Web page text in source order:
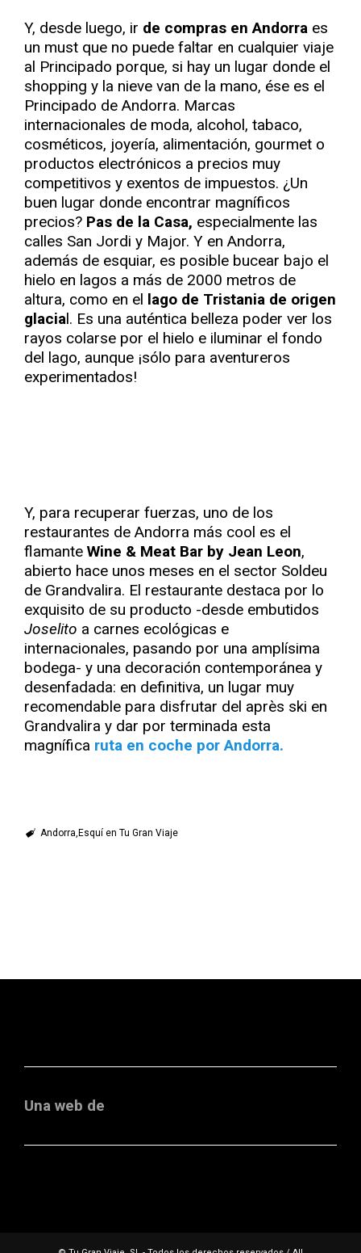
Y, desde luego, ir de compras en Andorra es
un must que no puede faltar en cualquier viaje
al Principado porque, si hay un lugar donde el
shopping y la nieve van de la mano, ése es el
Principado de Andorra. Marcas
internacionales de moda, alcohol, tabaco,
cosméticos, joyería, alimentación, gourmet o
productos electrónicos a precios muy
competitivos y exentos de impuestos. ¿Un
buen lugar donde encontrar magníficos
precios? Pas de la Casa, especialmente las
calles San Jordi y Major. Y en Andorra,
además de esquiar, es posible bucear bajo el
hielo en lagos a más de 2000 metros de
altura, como en el lago de Tristania de origen
glacial. Es una auténtica belleza poder ver los
rayos colarse por el hielo e iluminar el fondo
del lago, aunque ¡sólo para aventureros
experimentados!
Y, para recuperar fuerzas, uno de los
restaurantes de Andorra más cool es el
flamante Wine & Meat Bar by Jean Leon,
abierto hace unos meses en el sector Soldeu
de Grandvalira. El restaurante destaca por lo
exquisito de su producto -desde embutidos
Joselito a carnes ecológicas e
internacionales, pasando por una amplísima
bodega- y una decoración contemporánea y
desenfadada: en definitiva, un lugar muy
recomendable para disfrutar del après ski en
Grandvalira y dar por terminada esta
magnífica ruta en coche por Andorra.
Andorra Esquí en Tu Gran Viaje
Una web de